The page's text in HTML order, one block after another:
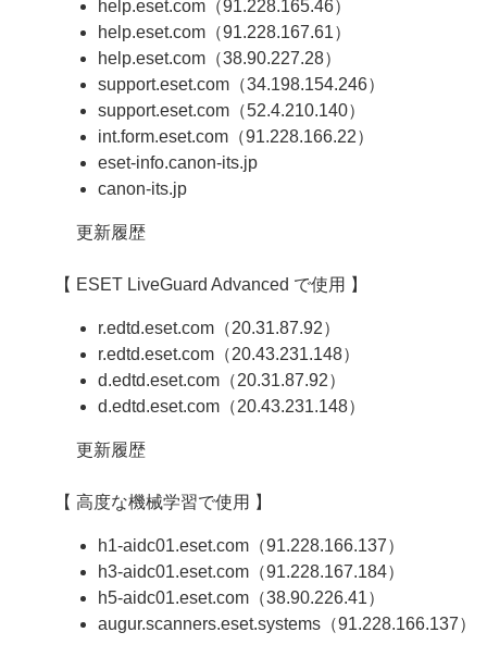
help.eset.com（91.228.165.46）
help.eset.com（91.228.167.61）
help.eset.com（38.90.227.28）
support.eset.com（34.198.154.246）
support.eset.com（52.4.210.140）
int.form.eset.com（91.228.166.22）
eset-info.canon-its.jp
canon-its.jp
更新履歴
【 ESET LiveGuard Advanced で使用 】
r.edtd.eset.com（20.31.87.92）
r.edtd.eset.com（20.43.231.148）
d.edtd.eset.com（20.31.87.92）
d.edtd.eset.com（20.43.231.148）
更新履歴
【 高度な機械学習で使用 】
h1-aidc01.eset.com（91.228.166.137）
h3-aidc01.eset.com（91.228.167.184）
h5-aidc01.eset.com（38.90.226.41）
augur.scanners.eset.systems（91.228.166.137）